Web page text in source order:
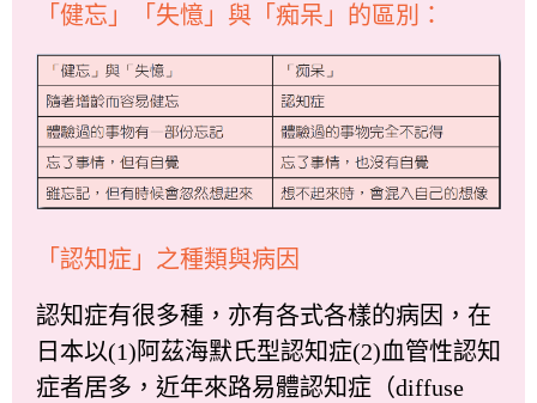
「健忘」「失憶」與「痴呆」的區別：
「認知症」之種類與病因
認知症有很多種，亦有各式各樣的病因，在
日本以(1)阿茲海默氏型認知症(2)血管性認知
症者居多，近年來路易體認知症（diffuse